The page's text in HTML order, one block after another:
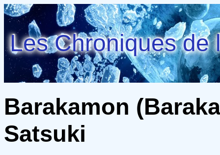
Les Chroniques de
Barakamon
Satsuki